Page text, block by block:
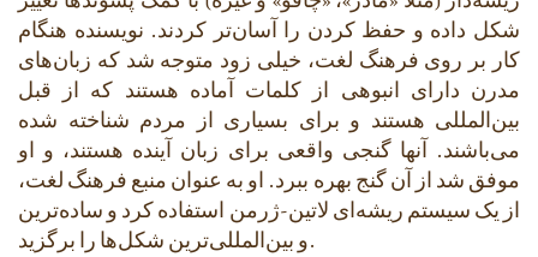
شکل داده و حفظ کردن را آسان‌تر کردند. نویسنده هنگام
کار بر روی فرهنگ لغت، خیلی زود متوجه شد که زبان‌های
مدرن دارای انبوهی از کلمات آماده هستند که از قبل
بین‌المللی هستند و برای بسیاری از مردم شناخته شده
می‌باشند. آنها گنجی واقعی برای زبان آینده هستند، و او
موفق شد از آن گنج بهره ببرد. او به عنوان منبع فرهنگ لغت،
از یک سیستم ریشه‌ای لاتین-ژرمن استفاده کرد و ساده‌ترین
و بین‌المللی‌ترین شکل‌ها را برگزید.